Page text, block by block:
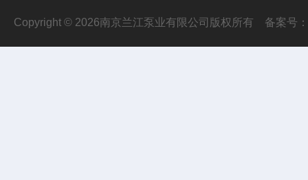
Copyright © 2026南京兰江泵业有限公司版权所有 备案号